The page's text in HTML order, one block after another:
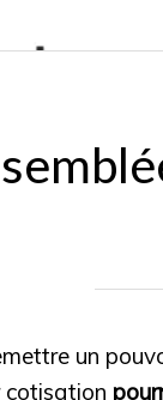
un
cotisation